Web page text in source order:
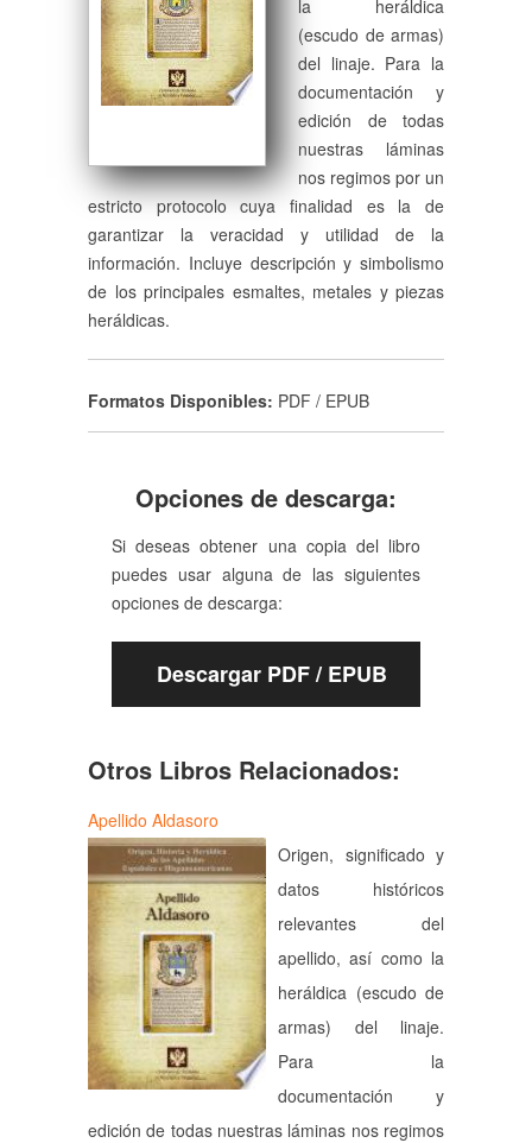
la heráldica
(escudo de armas)
del linaje. Para la
documentación y
edición de todas
nuestras láminas
nos regimos por un
estricto protocolo cuya finalidad es la de
garantizar la veracidad y utilidad de la
información. Incluye descripción y simbolismo
de los principales esmaltes, metales y piezas
heráldicas.
Formatos Disponibles: PDF / EPUB
Opciones de descarga:
Si deseas obtener una copia del libro
puedes usar alguna de las siguientes
opciones de descarga:
Descargar PDF / EPUB
Otros Libros Relacionados:
Apellido Aldasoro
Origen, significado y
datos históricos
relevantes del
apellido, así como la
heráldica (escudo de
armas) del linaje.
Para la
documentación y
edición de todas nuestras láminas nos regimos